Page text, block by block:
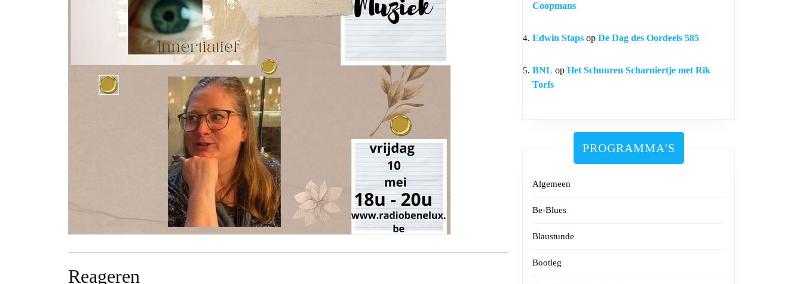
Reageren
Coopmans
Edwin Staps op De Dag des Oordeels 585
BNL op Het Schuuren Scharniertje met Rik
Torfs
PROGRAMMA'S
Algemeen
Be-Blues
Blaustunde
Bootleg